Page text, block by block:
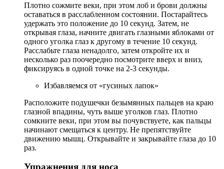
Плотно сожмите веки, при этом лоб и брови должны
оставаться в расслабленном состоянии. Постарайтесь
удержать это положение до 10 секунд. Затем, не
открывая глаза, начните двигать глазными яблоками от
одного уголка глаз к другому в течение 10 секунд.
Расслабьте глаза ненадолго, затем откройте их и
несколько раз поочередно посмотрите вверх и вниз,
фиксируясь в одной точке на 2-3 секунды.
Избавляемся от «гусиных лапок»
Расположите подушечки безымянных пальцев на краю
глазной впадины, чуть выше уголков глаз. Плотно
сомкните веки, при этом вы почувствуете, как пальцы
начинают смещаться к центру. Не препятствуйте
движению мышц. Открывайте и закрывайте глаза до 10
раз.
Упражнения для носа